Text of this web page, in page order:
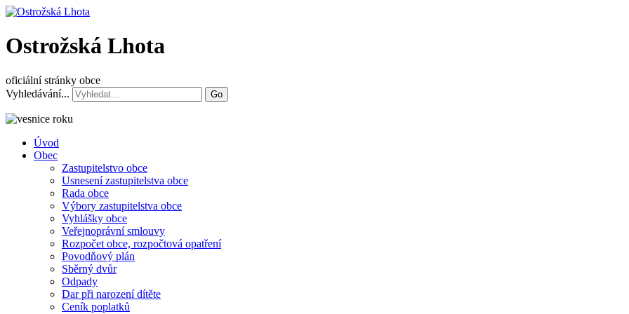
Ostrožská Lhota
oficiální stránky obce
Vyhledávání...
Go
Úvod
Obec
Zastupitelstvo obce
Usnesení zastupitelstva obce
Rada obce
Výbory zastupitelstva obce
Vyhlášky obce
Veřejnoprávní smlouvy
Rozpočet obce, rozpočtová opatření
Povodňový plán
Sběrný dvůr
Odpady
Dar při narození dítěte
Ceník poplatků